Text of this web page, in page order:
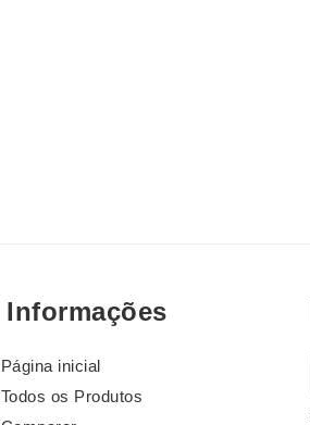
Informações
Página inicial
Todos os Produtos